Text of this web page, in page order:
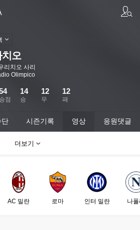
치오
리치오 사리
Olimpico
승점 승
14
무
12
패
12
단 시즌기록 영상 응원댓글
더보기
AC 밀란 로마 인터 밀란 나